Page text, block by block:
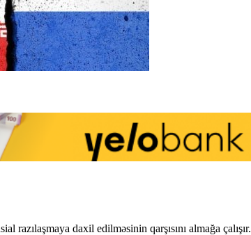
daxil edilməsinin qarşısını almağa çalışır.